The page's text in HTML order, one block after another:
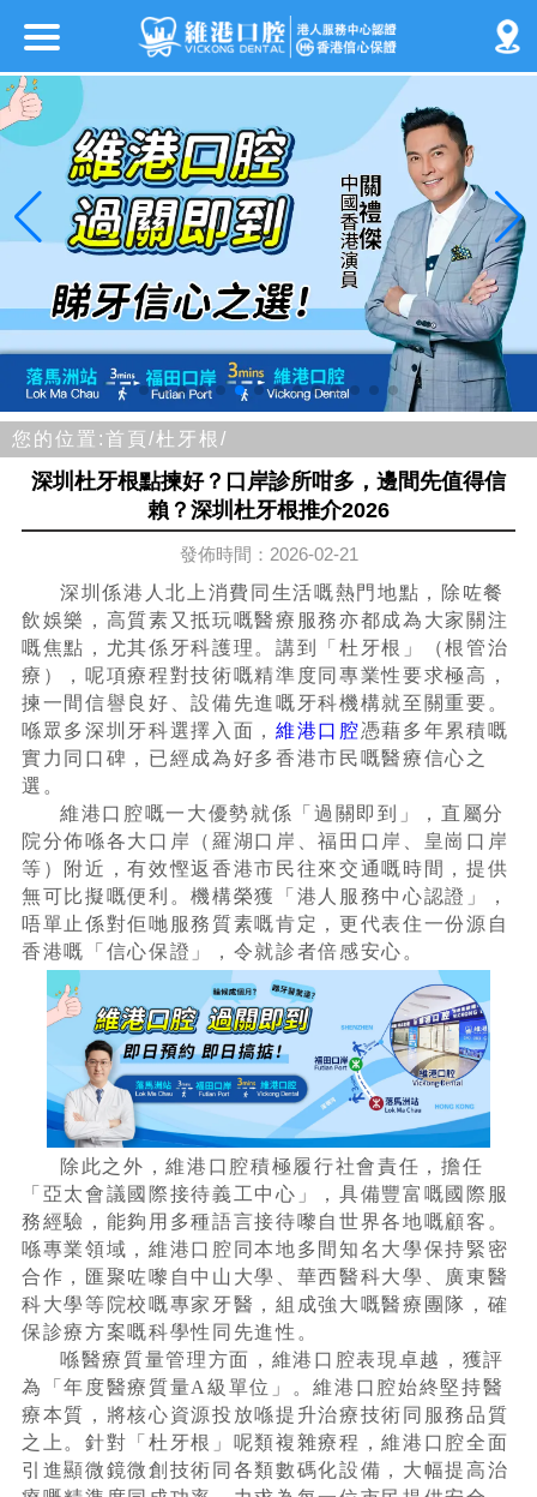
您的位置:首頁/杜牙根/
深圳杜牙根點揀好？口岸診所咁多，邊間先值得信
賴？深圳杜牙根推介2026
發佈時間：2026-02-21
深圳係港人北上消費同生活嘅熱門地點，除咗餐
飲娛樂，高質素又抵玩嘅醫療服務亦都成為大家關注
嘅焦點，尤其係牙科護理。講到「杜牙根」（根管治
療），呢項療程對技術嘅精準度同專業性要求極高，
揀一間信譽良好、設備先進嘅牙科機構就至關重要。
喺眾多深圳牙科選擇入面， 維港口腔憑藉多年累積嘅
實力同口碑，已經成為好多香港市民嘅醫療信心之
選。
維港口腔嘅一大優勢就係「過關即到」，直屬分
院分佈喺各大口岸（羅湖口岸、福田口岸、皇崗口岸
等）附近，有效慳返香港市民往來交通嘅時間，提供
無可比擬嘅便利。機構榮獲「港人服務中心認證」，
唔單止係對佢哋服務質素嘅肯定，更代表住一份源自
香港嘅「信心保證」，令就診者倍感安心。
除此之外，維港口腔積極履行社會責任，擔任
「亞太會議國際接待義工中心」，具備豐富嘅國際服
務經驗，能夠用多種語言接待嚟自世界各地嘅顧客。
喺專業領域，維港口腔同本地多間知名大學保持緊密
合作，匯聚咗嚟自中山大學、華西醫科大學、廣東醫
科大學等院校嘅專家牙醫，組成強大嘅醫療團隊，確
保診療方案嘅科學性同先進性。
喺醫療質量管理方面，維港口腔表現卓越，獲評
為「年度醫療質量A級單位」。維港口腔始終堅持醫
療本質，將核心資源投放喺提升治療技術同服務品質
之上。針對「杜牙根」呢類複雜療程，維港口腔全面
引進顯微鏡微創技術同各類數碼化設備，大幅提高治